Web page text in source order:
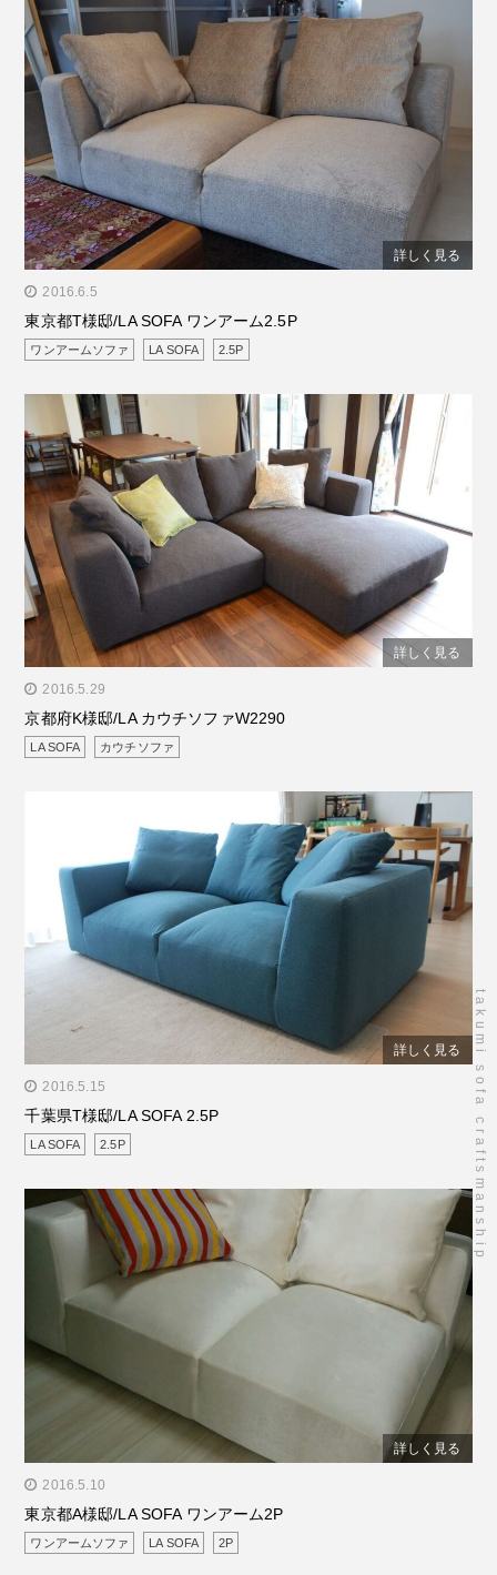
takumi sofa craftsmanship
" alt="東京都T様邸/LA SOFA ワンアーム2.5P"/>
詳しく見る
2016.6.5
東京都T様邸/LA SOFA ワンアーム2.5P
ワンアームソファ LA SOFA 2.5P
" alt="京都府K様邸/LA カウチソファW2290"/>
詳しく見る
2016.5.29
京都府K様邸/LA カウチソファW2290
LA SOFA カウチソファ
" alt="千葉県T様邸/LA SOFA 2.5P"/>
詳しく見る
2016.5.15
千葉県T様邸/LA SOFA 2.5P
LA SOFA 2.5P
" alt="東京都A様邸/LA SOFA ワンアーム2P"/>
詳しく見る
2016.5.10
東京都A様邸/LA SOFA ワンアーム2P
ワンアームソファ LA SOFA 2P